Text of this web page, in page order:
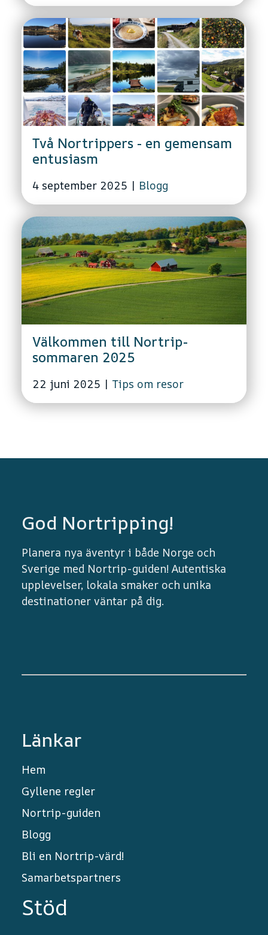
Två Nortrippers - en gemensam
entusiasm
4 september 2025 | Blogg
Välkommen till Nortrip-
sommaren 2025
22 juni 2025 | Tips om resor
God Nortripping!
Planera nya äventyr i både Norge och
Sverige med Nortrip-guiden! Autentiska
upplevelser, lokala smaker och unika
destinationer väntar på dig.
Länkar
Hem
Gyllene regler
Nortrip-guiden
Blogg
Bli en Nortrip-värd!
Samarbetspartners
Stöd